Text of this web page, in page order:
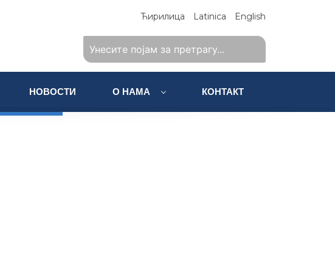
Ћирилица Latinica English
НОВОСТИ О НАМА КОНТАКТ